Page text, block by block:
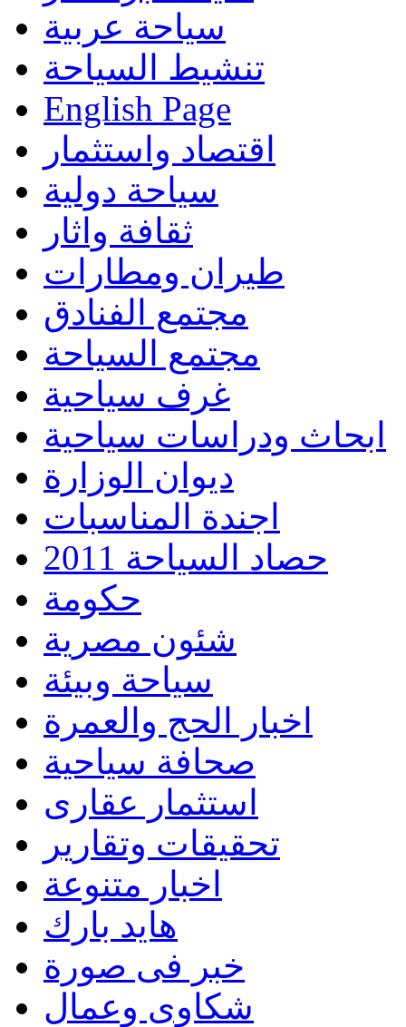
سياحة عربية
تنشيط السياحة
English Page
اقتصاد واستثمار
سياحة دولية
ثقافة واثار
طيران ومطارات
مجتمع الفنادق
مجتمع السياحة
غرف سياحية
ابحاث ودراسات سياحية
ديوان الوزارة
اجندة المناسبات
حصاد السياحة 2011
حكومة
شئون مصرية
سياحة وبيئة
اخبار الحج والعمرة
صحافة سياحية
استثمار عقارى
تحقيقات وتقارير
اخبار متنوعة
هايد بارك
خبر فى صورة
شكاوى وعمال